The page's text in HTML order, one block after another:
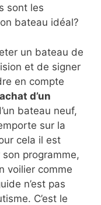
sont les
bateau idéal?
un bateau de
et de signer
en compte
d’un
bateau neuf,
sur la
cela il est
programme,
voilier comme
n’est pas
C’est le